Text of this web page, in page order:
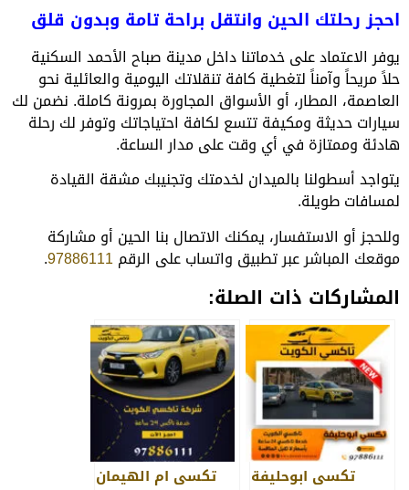
احجز رحلتك الحين وانتقل براحة تامة وبدون قلق
يوفر الاعتماد على خدماتنا داخل مدينة صباح الأحمد السكنية
حلاً مريحاً وآمناً لتغطية كافة تنقلاتك اليومية والعائلية نحو
العاصمة، المطار، أو الأسواق المجاورة بمرونة كاملة. نضمن لك
سيارات حديثة ومكيفة تتسع لكافة احتياجاتك وتوفر لك رحلة
هادئة وممتازة في أي وقت على مدار الساعة.
يتواجد أسطولنا بالميدان لخدمتك وتجنيبك مشقة القيادة
لمسافات طويلة.
وللحجز أو الاستفسار، يمكنك الاتصال بنا الحين أو مشاركة
موقعك المباشر عبر تطبيق واتساب على الرقم97886111
.
المشاركات ذات الصلة:
تكسي ابوحليفة تكسي ام الهيمان